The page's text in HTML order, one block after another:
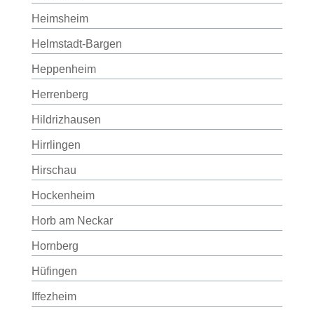
Heimsheim
Helmstadt-Bargen
Heppenheim
Herrenberg
Hildrizhausen
Hirrlingen
Hirschau
Hockenheim
Horb am Neckar
Hornberg
Hüfingen
Iffezheim